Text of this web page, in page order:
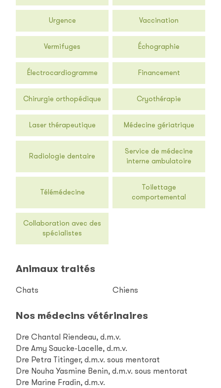
Urgence Vaccination
Vermifuges Échographie
Électrocardiogramme Financement
Chirurgie orthopédique Cryothérapie
Laser thérapeutique Médecine gériatrique
Radiologie dentaire
Service de médecine
interne ambulatoire
Télémédecine
Toilettage
comportemental
Collaboration avec des
spécialistes
Animaux traités
Chats Chiens
Nos médecins vétérinaires
Dre Chantal Riendeau, d.m.v.
Dre Amy Saucke-Lacelle, d.m.v.
Dre Petra Titinger, d.m.v. sous mentorat
Dre Nouha Yasmine Benin, d.m.v. sous mentorat
Dre Marine Fradin, d.m.v.